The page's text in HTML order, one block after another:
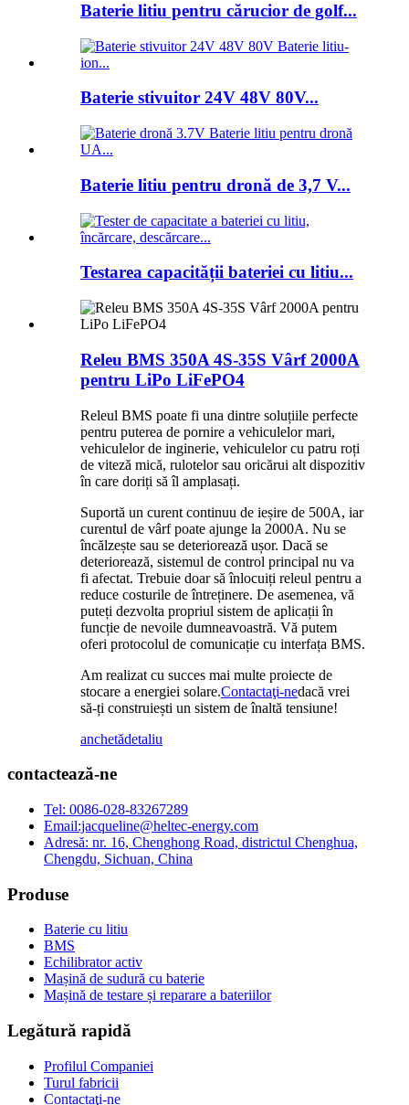
Baterie litiu pentru cărucior de golf...
Baterie stivuitor 24V 48V 80V...
Baterie litiu pentru dronă de 3,7 V...
Testarea capacității bateriei cu litiu...
Releu BMS 350A 4S-35S Vârf 2000A
pentru LiPo LiFePO4
Releul BMS poate fi una dintre soluțiile perfecte
pentru puterea de pornire a vehiculelor mari,
vehiculelor de inginerie, vehiculelor cu patru roți
de viteză mică, rulotelor sau oricărui alt dispozitiv
în care doriți să îl amplasați.
Suportă un curent continuu de ieșire de 500A, iar
curentul de vârf poate ajunge la 2000A. Nu se
încălzește sau se deteriorează ușor. Dacă se
deteriorează, sistemul de control principal nu va
fi afectat. Trebuie doar să înlocuiți releul pentru a
reduce costurile de întreținere. De asemenea, vă
puteți dezvolta propriul sistem de aplicații în
funcție de nevoile dumneavoastră. Vă putem
oferi protocolul de comunicație cu interfața BMS.
Am realizat cu succes mai multe proiecte de
stocare a energiei solare.Contactaţi-nedacă vrei
să-ți construiești un sistem de înaltă tensiune!
anchetădetaliu
contactează-ne
Tel: 0086-028-83267289
Email:jacqueline@heltec-energy.com
Adresă: nr. 16, Chenghong Road, districtul Chenghua,
Chengdu, Sichuan, China
Produse
Baterie cu litiu
BMS
Echilibrator activ
Mașină de sudură cu baterie
Mașină de testare și reparare a bateriilor
Legătură rapidă
Profilul Companiei
Turul fabricii
Contactaţi-ne